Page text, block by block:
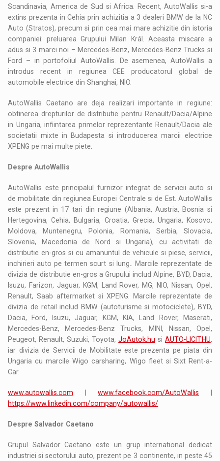
Scandinavia, America de Sud si Africa. Recent, AutoWallis si-a
extins prezenta in Cehia prin achizitia a 3 dealeri BMW de la NC
Auto (Stratos), precum si prin cea mai mare achizitie din istoria
companiei: preluarea Grupului Milan Král. Aceasta miscare a
adus si 3 marci noi – Mercedes-Benz, Mercedes-Benz Trucks si
Ford – in portofoliul AutoWallis. De asemenea, AutoWallis a
introdus recent in regiunea CEE producatorul global de
automobile electrice din Shanghai, NIO.
AutoWallis Caetano are deja realizari importante in regiune:
obtinerea drepturilor de distributie pentru Renault/Dacia/Alpine
in Ungaria, infiintarea primelor reprezentante Renault/Dacia ale
societatii mixte in Budapesta si introducerea marcii electrice
XPENG pe mai multe piete.
Despre AutoWallis
AutoWallis este principalul furnizor integrat de servicii auto si
de mobilitate din regiunea Europei Centrale si de Est. AutoWallis
este prezent in 17 tari din regiune (Albania, Austria, Bosnia si
Hertegovina, Cehia, Bulgaria, Croatia, Grecia, Ungaria, Kosovo,
Moldova, Muntenegru, Polonia, Romania, Serbia, Slovacia,
Slovenia, Macedonia de Nord si Ungaria), cu activitati de
distributie en-gros si cu amanuntul de vehicule si piese, servicii,
inchirieri auto pe termen scurt si lung.. Marcile reprezentate de
divizia de distributie en-gros a Grupului includ Alpine, BYD, Dacia,
Isuzu, Farizon, Jaguar, KGM, Land Rover, MG, NIO, Nissan, Opel,
Renault, Saab aftermarket si XPENG. Marcile reprezentate de
divizia de retail includ BMW (autoturisme si motociclete), BYD,
Dacia, Ford, Isuzu, Jaguar, KGM, KIA, Land Rover, Maserati,
Mercedes-Benz, Mercedes-Benz Trucks, MINI, Nissan, Opel,
Peugeot, Renault, Suzuki, Toyota, JoAutok.hu si AUTO-LICIT.HU,
iar divizia de Servicii de Mobilitate este prezenta pe piata din
Ungaria cu marcile Wigo carsharing, Wigo fleet si Sixt Rent-a-
Car.
www.autowallis.com |www.facebook.com/AutoWallis
https://www.linkedin.com/company/autowallis/
Despre Salvador Caetano
Grupul Salvador Caetano este un grup international dedicat
industriei si sectorului auto, prezent pe 3 continente, in peste 45